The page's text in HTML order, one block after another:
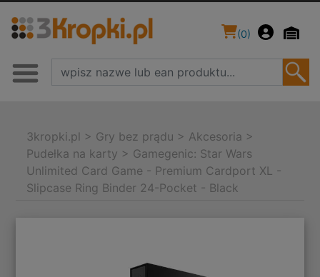
(0)
3kropki.pl > Gry bez prądu > Akcesoria >
Pudełka na karty > Gamegenic: Star Wars
Unlimited Card Game - Premium Cardport XL -
Slipcase Ring Binder 24-Pocket - Black